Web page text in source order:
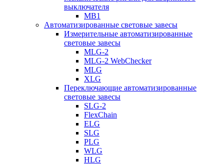
выключателя
MB1
Автоматизированные световые завесы
Измерительные автоматизированные
световые завесы
MLG-2
MLG-2 WebChecker
MLG
XLG
Переключающие автоматизированные
световые завесы
SLG-2
FlexChain
ELG
SLG
PLG
WLG
HLG